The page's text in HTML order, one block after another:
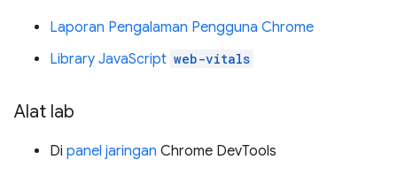
Laporan Pengalaman Pengguna Chrome
Library JavaScript web-vitals
Alat lab
Di panel jaringan Chrome DevTools